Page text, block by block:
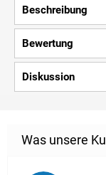
Beschreibung
Bewertung
Diskussion